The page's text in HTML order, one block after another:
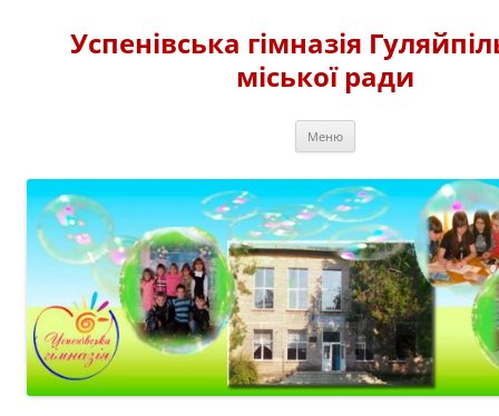
вмістуУспенівська гімназія
міської ради
Меню